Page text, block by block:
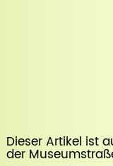
Dieser Artikel ist
der